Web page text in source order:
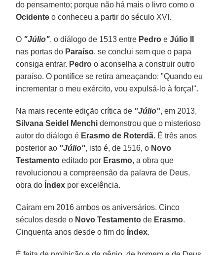
do pensamento; porque não há mais o livro como o
Ocidente o conheceu a partir do século XVI.
O "Júlio", o diálogo de 1513 entre Pedro eJúlio II
nas portas do Paraíso, se conclui sem que o papa
consiga entrar. Pedro o aconselha a construir outro
paraíso. O pontífice se retira ameaçando: "Quando eu
incrementar o meu exército, vou expulsá-lo à força!".
Na mais recente edição crítica de "Júlio", em 2013,
Silvana Seidel Menchi demonstrou que o misterioso
autor do diálogo é Erasmo de Roterdã. É três anos
posterior ao "Júlio", isto é, de 1516, o Novo
Testamento editado por Erasmo, a obra que
revolucionou a compreensão da palavra de Deus,
obra do Índex por excelência.
Caíram em 2016 ambos os aniversários. Cinco
séculos desde o Novo Testamento de Erasmo.
Cinquenta anos desde o fim do Índex.